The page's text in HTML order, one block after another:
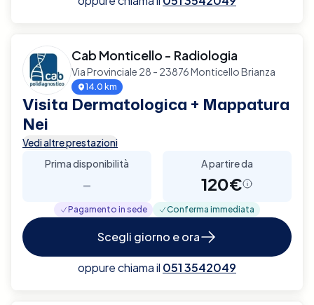
Cab Monticello - Radiologia
Via Provinciale 28 - 23876 Monticello Brianza
14.0 km
Visita Dermatologica + Mappatura
Nei
Vedi altre prestazioni
Prima disponibilità
-
A partire da
120€
Pagamento in sede Conferma immediata
Scegli giorno e ora
oppure chiama il 051 3542049